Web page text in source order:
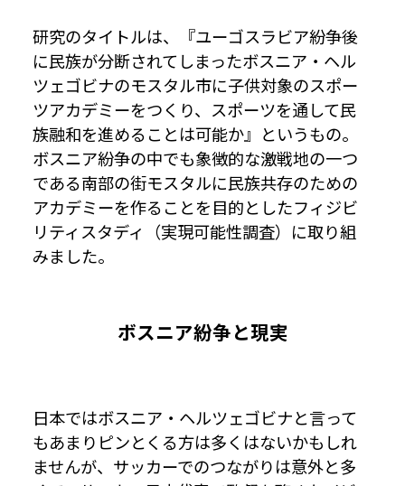
研究のタイトルは、『ユーゴスラビア紛争後
に民族が分断されてしまったボスニア・ヘル
ツェゴビナのモスタル市に子供対象のスポー
ツアカデミーをつくり、スポーツを通して民
族融和を進めることは可能か』というもの。
ボスニア紛争の中でも象徴的な激戦地の一つ
である南部の街モスタルに民族共存のための
アカデミーを作ることを目的としたフィジビ
リティスタディ（実現可能性調査）に取り組
みました。
ボスニア紛争と現実
日本ではボスニア・ヘルツェゴビナと言って
もあまりピンとくる方は多くはないかもしれ
ませんが、サッカーでのつながりは意外と多